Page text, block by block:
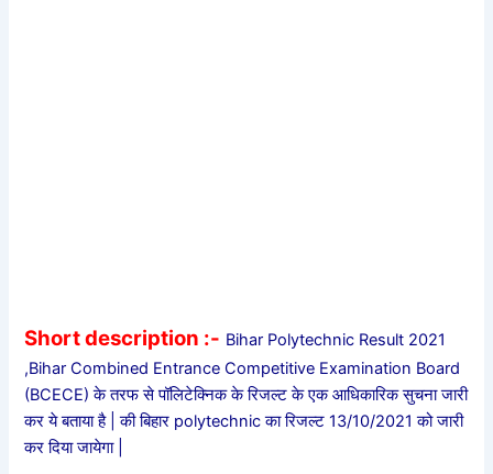
Short description :- Bihar Polytechnic Result 2021
,Bihar Combined Entrance Competitive Examination Board
(BCECE) के तरफ से पॉलिटेक्निक के रिजल्ट के एक आधिकारिक सुचना जारी
कर ये बताया है | की बिहार polytechnic का रिजल्ट 13/10/2021 को जारी
कर दिया जायेगा |